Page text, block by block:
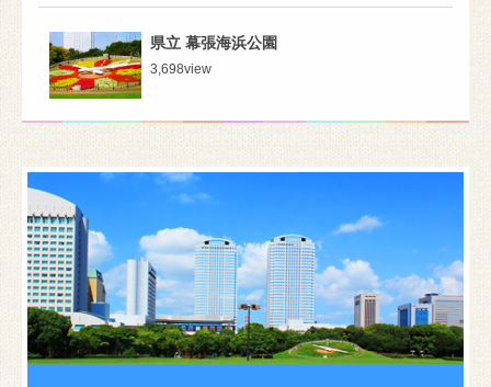
県立 幕張海浜公園
3,698view